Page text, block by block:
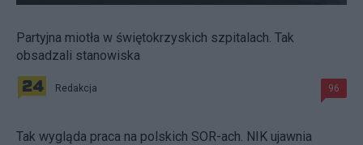
Partyjna miotła w świętokrzyskich szpitalach. Tak
obsadzali stanowiska
Redakcja 96
Tak wygląda praca na polskich SOR-ach. NIK ujawnia